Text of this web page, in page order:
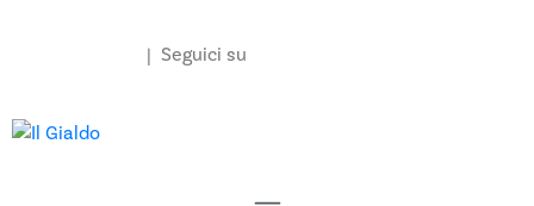
| Seguici su